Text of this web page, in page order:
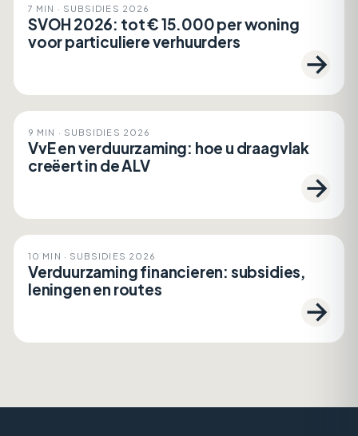
7 MIN · SUBSIDIES 2026
SVOH 2026: tot € 15.000 per woning
voor particuliere verhuurders
9 MIN · SUBSIDIES 2026
VvE en verduurzaming: hoe u draagvlak
creëert in de ALV
10 MIN · SUBSIDIES 2026
Verduurzaming financieren: subsidies,
leningen en routes